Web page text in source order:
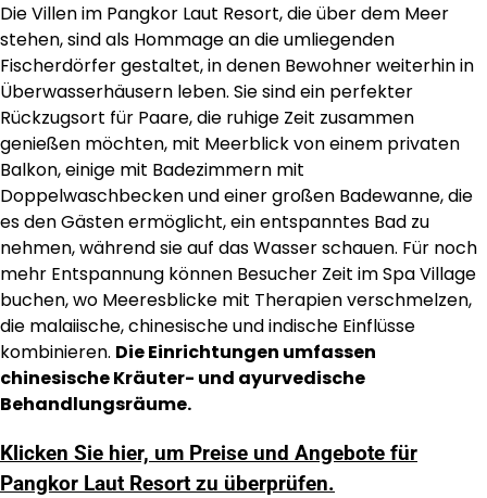
Die Villen im Pangkor Laut Resort, die über dem Meer
stehen, sind als Hommage an die umliegenden
Fischerdörfer gestaltet, in denen Bewohner weiterhin in
Überwasserhäusern leben. Sie sind ein perfekter
Rückzugsort für Paare, die ruhige Zeit zusammen
genießen möchten, mit Meerblick von einem privaten
Balkon, einige mit Badezimmern mit
Doppelwaschbecken und einer großen Badewanne, die
es den Gästen ermöglicht, ein entspanntes Bad zu
nehmen, während sie auf das Wasser schauen. Für noch
mehr Entspannung können Besucher Zeit im Spa Village
buchen, wo Meeresblicke mit Therapien verschmelzen,
die malaiische, chinesische und indische Einflüsse
kombinieren. Die Einrichtungen umfassen
chinesische Kräuter- und ayurvedische
Behandlungsräume.
Klicken Sie hier, um Preise und Angebote für
Pangkor Laut Resort zu überprüfen.